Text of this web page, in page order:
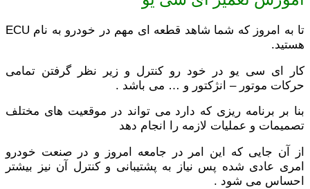
تا به امروز که شما شاهد قطعه ای مهم در خودرو به نام ECU
هستید.
کار ای سی یو در خود رو کنترل و زیر نظر گرفتن تمامی
حرکات موتور – انژکتور و … می باشد .
بنا بر برنامه ریزی که دارد می تواند در موقعیت های مختلف
تصمیمات و عملیات لازمه را انجام دهد
از آن جایی که این امر در جامعه امروز و در صنعت خودرو
امری عادی شده پس نیاز به پشتیبانی و کنترل آن نیز بیشتر
احساس می شود .